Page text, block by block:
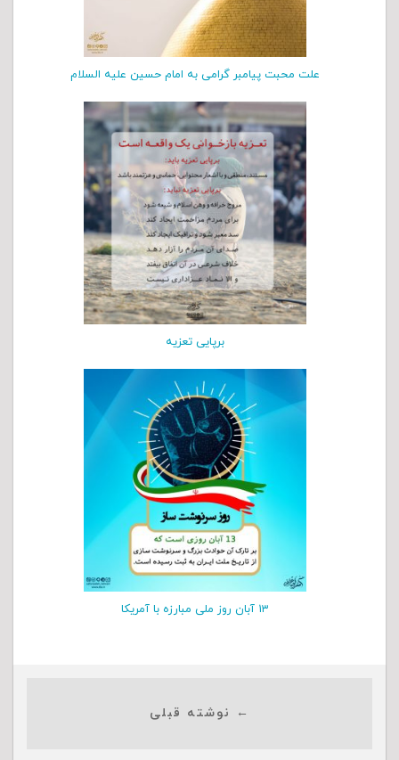
علت محبت پیامبر گرامی به امام حسین علیه السلام
برپایی تعزیه
۱۳ آبان روز ملی مبارزه با آمریکا
← نوشته قبلی